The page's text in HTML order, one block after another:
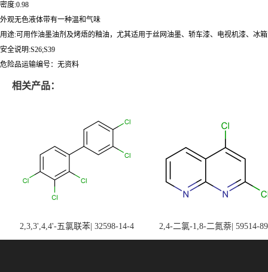
密度:0.98
外观无色液体带有一种温和气味
用途:可用作油墨油剂及烤焐的釉油，尤其适用于丝网油墨、轿车漆、电视机漆、冰
安全说明:S26;S39
危险品运输编号：无资料
相关产品：
2,3,3',4,4'-五氯联苯| 32598-14-4 2,4-二氯-1,8-二氮萘| 59514-